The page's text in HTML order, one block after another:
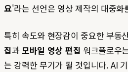
요'라는 선언은 영상 제작의 대중화
특히 속도와 현장감이 중요한 부동
집과모바일 영상 편집 워크플로우
는 강력한 무기가 될 것입니다. AI